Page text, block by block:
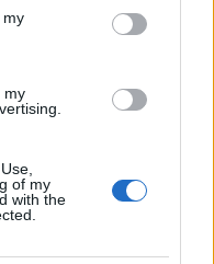
my
my
of my
with the
van), nem
összes
nagyon-keményen-
átlagot bőven
megölöm a
Ben Oliver rajzai
steril színezéssel),
egy tucat